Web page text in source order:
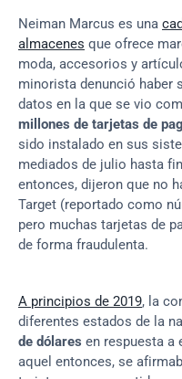
Neiman Marcus es una
almacenes que ofrece
moda, accesorios y
minorista denunció haber
datos en la que se vio
millones de tarjetas de
sido instalado en sus
mediados de julio hasta
entonces, dijeron que no
Target (reportado como
pero muchas tarjetas de
de forma fraudulenta.
A principios de 2019, la
diferentes estados de la
de dólares en respuesta a
aquel entonces, se